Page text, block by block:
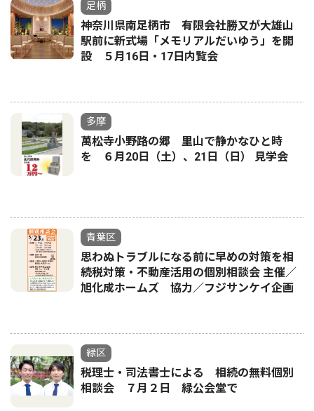
足柄
神奈川県南足柄市 有限会社勝又が大雄山
駅前に新式場「メモリアルだいゆう」を開
設 ５月16日・17日内覧会
多摩
萬松寺小野路の郷 里山で静かなひと時
を ６月20日（土）、21日（日） 見学会
青葉区
思わぬトラブルになる前に早めの対策を相
続税対策・不動産活用の個別相談会 主催／
旭化成ホームズ 協力／フジサンケイ企画
緑区
税理士・司法書士による 相続の無料個別
相談会 ７月２日 緑公会堂で